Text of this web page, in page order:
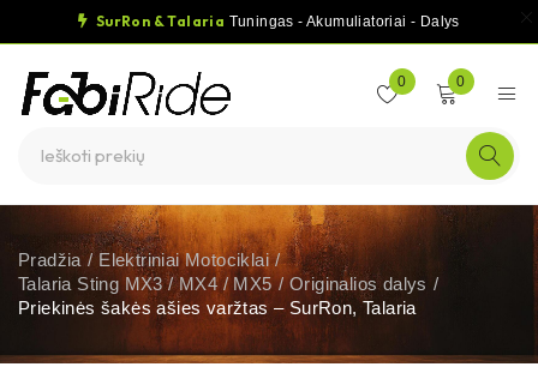
SurRon & Talaria Tuningas - Akumuliatoriai - Dalys
0 0
Pradžia / Elektriniai Motociklai /
Talaria Sting MX3 / MX4 / MX5 / Originalios dalys /
Priekinės šakės ašies varžtas – SurRon, Talaria